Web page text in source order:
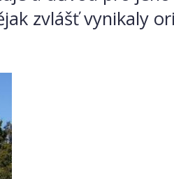
zvlášť vynikaly